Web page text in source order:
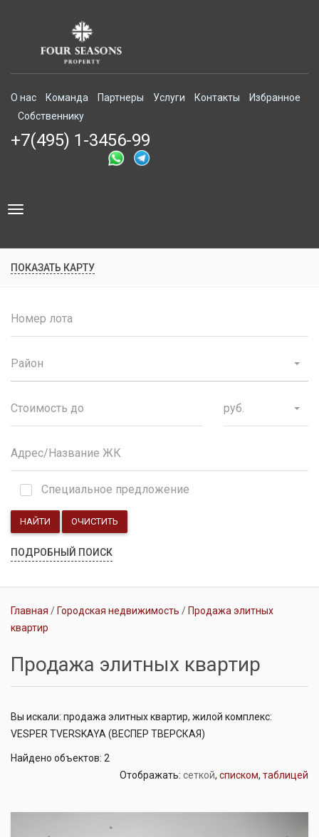
О нас Команда Партнеры Услуги Контакты
Избранное
Собственнику
+7(495) 1-3456-99
Toggle
ПОКАЗАТЬ КАРТУ
Район
руб.
Специальное предложение
НАЙТИ ОЧИСТИТЬ
ПОДРОБНЫЙ ПОИСК
Главная Городская недвижимость
Продажа элитных
квартир
Продажа элитных квартир
Вы искали: продажа элитных квартир, жилой комплекс:
VESPER TVERSKAYA (ВЕСПЕР ТВЕРСКАЯ)
Найдено объектов: 2
Отображать: сеткой, списком, таблицей